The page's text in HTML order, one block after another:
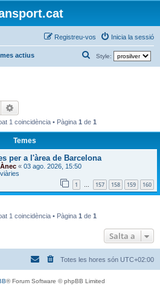
Inicia la sessió
Registreu-vos
actius Style:
e
Cerca
1 coincidència • Pàgina 1 de 1
Temes
per a l'àrea de Barcelona
« 03 ago. 2026, 15:50
1 … 157 158 159 160
1 coincidència • Pàgina 1 de 1
Salta a
Totes les hores són UTC+02:00
® Forum Software © phpBB Limited